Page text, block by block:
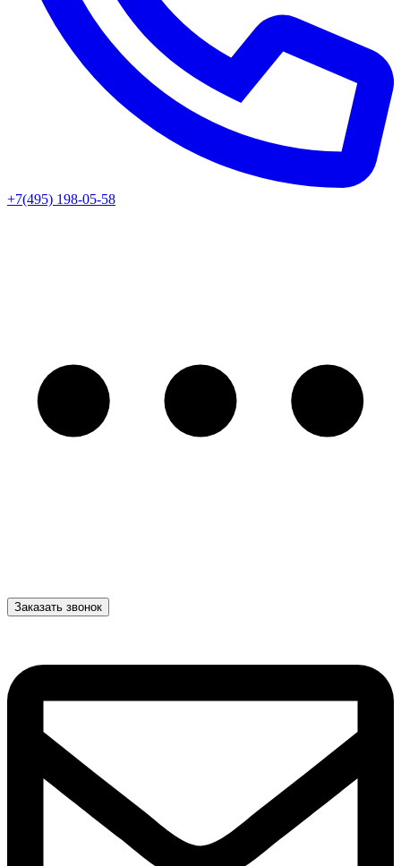
+7(495) 198-05-58
Заказать звонок